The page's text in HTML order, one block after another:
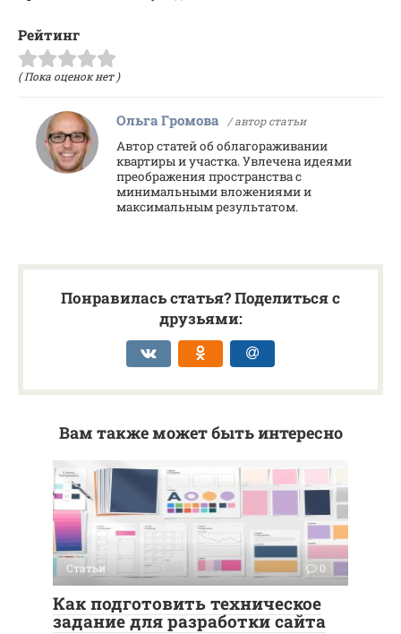
Рейтинг
( Пока оценок нет )
Ольга Громова / автор статьи
Автор статей об облагораживании
квартиры и участка. Увлечена идеями
преображения пространства с
минимальными вложениями и
максимальным результатом.
Понравилась статья? Поделиться с
друзьями:
Вам также может быть интересно
Статьи 0
Как подготовить техническое
задание для разработки сайта